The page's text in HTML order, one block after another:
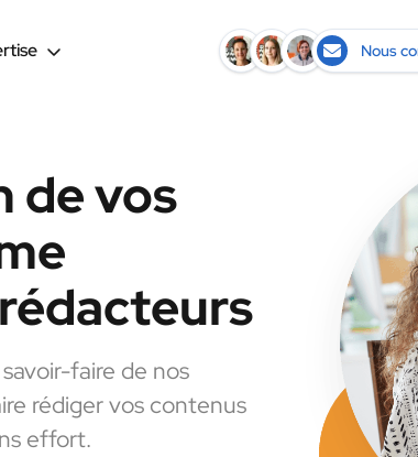
Nous
de vos
faire de nos
rédiger vos contenus
effort.